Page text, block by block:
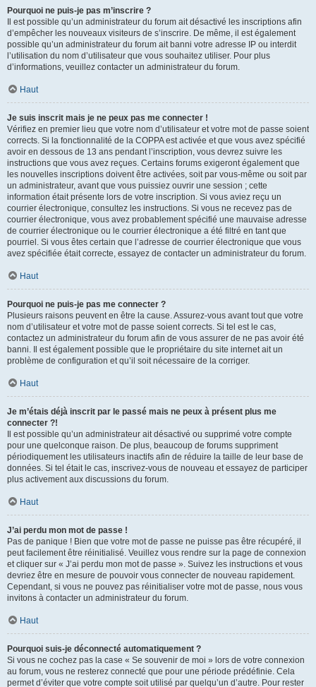
Pourquoi ne puis-je pas m’inscrire ?
Il est possible qu’un administrateur du forum ait désactivé les inscriptions afin
d’empêcher les nouveaux visiteurs de s’inscrire. De même, il est également
possible qu’un administrateur du forum ait banni votre adresse IP ou interdit
l’utilisation du nom d’utilisateur que vous souhaitez utiliser. Pour plus
d’informations, veuillez contacter un administrateur du forum.
Haut
Je suis inscrit mais je ne peux pas me connecter !
Vérifiez en premier lieu que votre nom d’utilisateur et votre mot de passe soient
corrects. Si la fonctionnalité de la COPPA est activée et que vous avez spécifié
avoir en dessous de 13 ans pendant l’inscription, vous devrez suivre les
instructions que vous avez reçues. Certains forums exigeront également que
les nouvelles inscriptions doivent être activées, soit par vous-même ou soit par
un administrateur, avant que vous puissiez ouvrir une session ; cette
information était présente lors de votre inscription. Si vous aviez reçu un
courrier électronique, consultez les instructions. Si vous ne recevez pas de
courrier électronique, vous avez probablement spécifié une mauvaise adresse
de courrier électronique ou le courrier électronique a été filtré en tant que
pourriel. Si vous êtes certain que l’adresse de courrier électronique que vous
avez spécifiée était correcte, essayez de contacter un administrateur du forum.
Haut
Pourquoi ne puis-je pas me connecter ?
Plusieurs raisons peuvent en être la cause. Assurez-vous avant tout que votre
nom d’utilisateur et votre mot de passe soient corrects. Si tel est le cas,
contactez un administrateur du forum afin de vous assurer de ne pas avoir été
banni. Il est également possible que le propriétaire du site internet ait un
problème de configuration et qu’il soit nécessaire de la corriger.
Haut
Je m’étais déjà inscrit par le passé mais ne peux à présent plus me
connecter ?!
Il est possible qu’un administrateur ait désactivé ou supprimé votre compte
pour une quelconque raison. De plus, beaucoup de forums suppriment
périodiquement les utilisateurs inactifs afin de réduire la taille de leur base de
données. Si tel était le cas, inscrivez-vous de nouveau et essayez de participer
plus activement aux discussions du forum.
Haut
J’ai perdu mon mot de passe !
Pas de panique ! Bien que votre mot de passe ne puisse pas être récupéré, il
peut facilement être réinitialisé. Veuillez vous rendre sur la page de connexion
et cliquer sur « J’ai perdu mon mot de passe ». Suivez les instructions et vous
devriez être en mesure de pouvoir vous connecter de nouveau rapidement.
Cependant, si vous ne pouvez pas réinitialiser votre mot de passe, nous vous
invitons à contacter un administrateur du forum.
Haut
Pourquoi suis-je déconnecté automatiquement ?
Si vous ne cochez pas la case « Se souvenir de moi » lors de votre connexion
au forum, vous ne resterez connecté que pour une période prédéfinie. Cela
permet d’éviter que votre compte soit utilisé par quelqu’un d’autre. Pour rester